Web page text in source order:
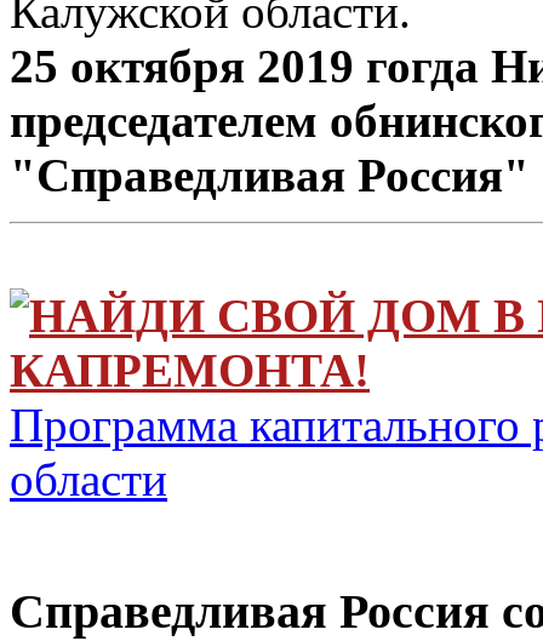
Калужской области.
25 октября 2019 гогда
председателем
"Справедливая Россия"
НАЙДИ СВОЙ ДОМ В
КАПРЕМОНТА!
Программа
области
Справедливая Россия